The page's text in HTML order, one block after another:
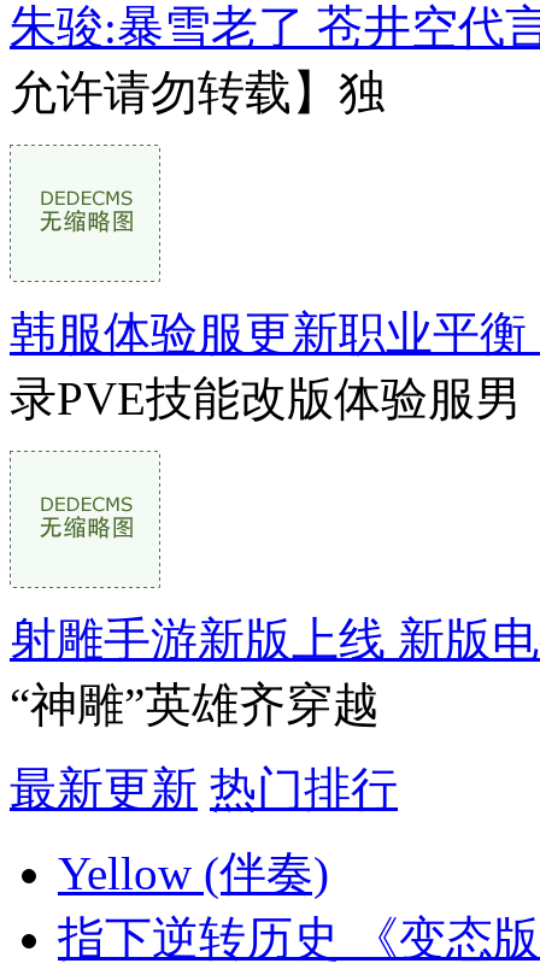
朱骏:暴雪老了 苍井空代
允许请勿转载】独
韩服体验服更新职业平
录PVE技能改版体验服男
射雕手游新版上线 新版
“神雕”英雄齐穿越
最新更新 热门排行
Yellow (伴奏)
指下逆转历史 《变态